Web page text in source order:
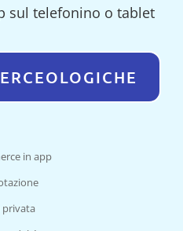
sul telefonino o tablet
in app
privata